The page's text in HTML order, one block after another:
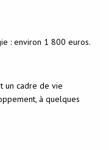
: environ 1 800 euros.
un cadre de vie
à quelques